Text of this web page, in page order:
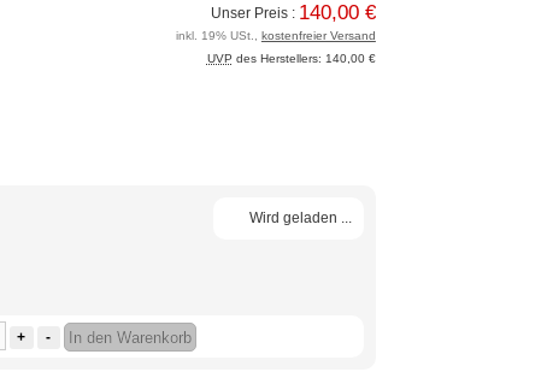
Unser Preis : 140,00 €
inkl. 19% USt., kostenfreier Versand
UVP des Herstellers: 140,00 €
Wird geladen ...
+ - In den Warenkorb